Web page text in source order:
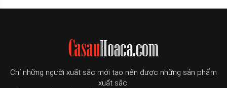
Chỉ những người xuất sắc mới tạo nên được những sản phẩm
xuất sắc.